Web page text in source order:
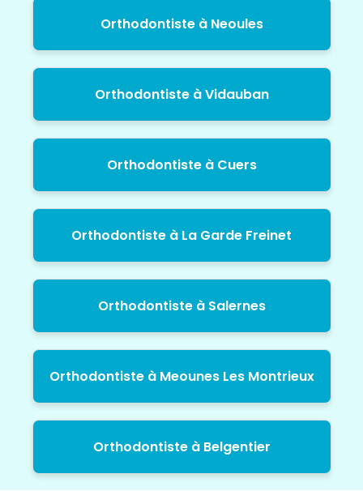
Orthodontiste à Neoules
Orthodontiste à Vidauban
Orthodontiste à Cuers
Orthodontiste à La Garde Freinet
Orthodontiste à Salernes
Orthodontiste à Meounes Les Montrieux
Orthodontiste à Belgentier